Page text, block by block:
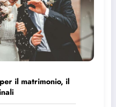
il matrimonio, il